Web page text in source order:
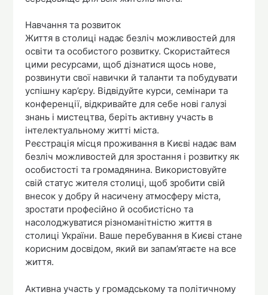
Навчання та розвиток
Життя в столиці надає безліч можливостей для
освіти та особистого розвитку. Скористайтеся
цими ресурсами, щоб дізнатися щось нове,
розвинути свої навички й таланти та побудувати
успішну кар’єру. Відвідуйте курси, семінари та
конференції, відкривайте для себе нові галузі
знань і мистецтва, беріть активну участь в
інтелектуальному житті міста.
Реєстрація місця проживання в Києві надає вам
безліч можливостей для зростання і розвитку як
особистості та громадянина. Використовуйте
свій статус жителя столиці, щоб зробити свій
внесок у добру й насичену атмосферу міста,
зростати професійно й особистісно та
насолоджуватися різноманітністю життя в
столиці України. Ваше перебування в Києві стане
корисним досвідом, який ви запам’ятаєте на все
життя.
Активна участь у громадському та політичному